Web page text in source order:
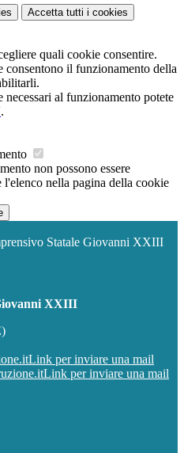
Accetta tutti i cookies
quali cookie consentire.
consentono il funzionamento della
al funzionamento potete
.
non possono essere
nella pagina della cookie
Statale Giovanni XXIII
XXIII
Link per inviare una mail
Link per inviare una mail